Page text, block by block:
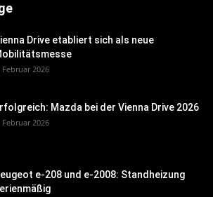
Drive etabliert sich als neue
Februar 2026
Mazda bei der Vienna Drive 2026
Februar 2026
e-208 und e-2008: Standheizung